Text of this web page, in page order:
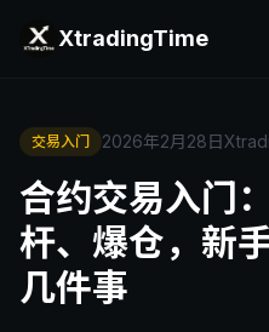
XtradingTime
交易入门 2026年2月28日
合约交易入门
杆、爆仓，新
几件事